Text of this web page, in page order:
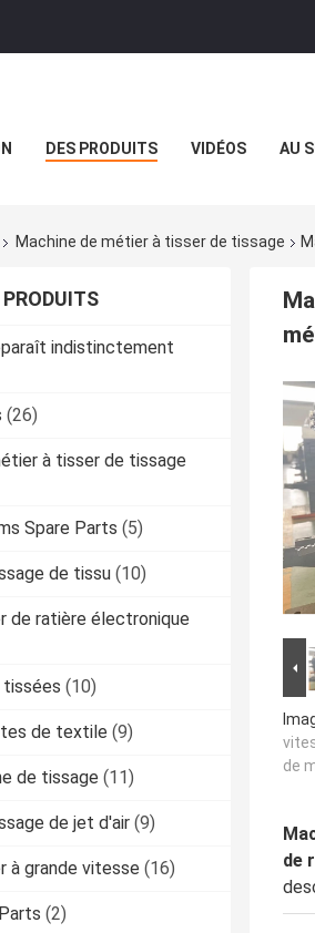
DES PRODUITS VIDÉOS AU
Machine de métier à tisser de tissage
indistinctement
(26)
à tisser de tissage
Spare Parts (5)
de tissu (10)
de ratière électronique
tissées (10)
de textile (9)
de tissage (11)
de jet d'air (9)
à grande vitesse (16)
(2)
de
de